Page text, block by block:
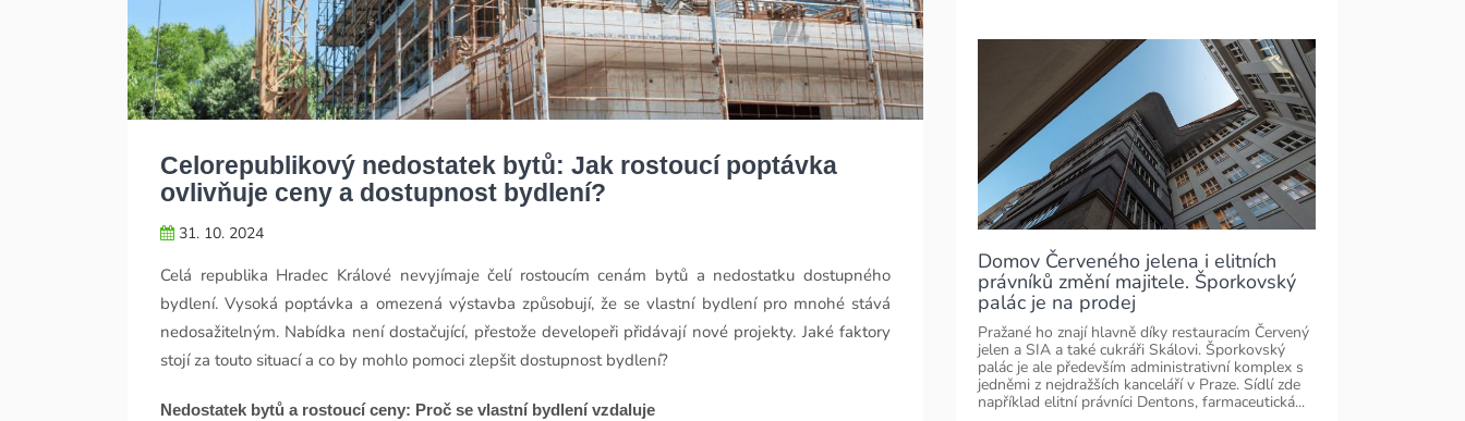
Celorepublikový nedostatek bytů: Jak rostoucí poptávka
ovlivňuje ceny a dostupnost bydlení?
31. 10. 2024
Celá republika Hradec Králové nevyjímaje čelí rostoucím cenám bytů a nedostatku dostupného
bydlení. Vysoká poptávka a omezená výstavba způsobují, že se vlastní bydlení pro mnohé stává
nedosažitelným. Nabídka není dostačující, přestože developeři přidávají nové projekty. Jaké faktory
stojí za touto situací a co by mohlo pomoci zlepšit dostupnost bydlení?
Nedostatek bytů a rostoucí ceny: Proč se vlastní bydlení vzdaluje
Domov Červeného jelena i elitních
právníků změní majitele. Šporkovský
palác je na prodej
Pražané ho znají hlavně díky restauracím Červený
jelen a SIA a také cukráři Skálovi. Šporkovský
palác je ale především administrativní komplex s
jedněmi z nejdražších kanceláří v Praze. Sídlí zde
například elitní právníci Dentons, farmaceutická...